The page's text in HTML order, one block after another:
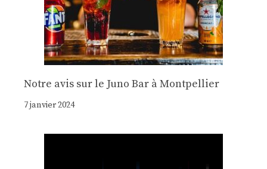
Notre avis sur le Juno Bar à Montpellier
7 janvier 2024